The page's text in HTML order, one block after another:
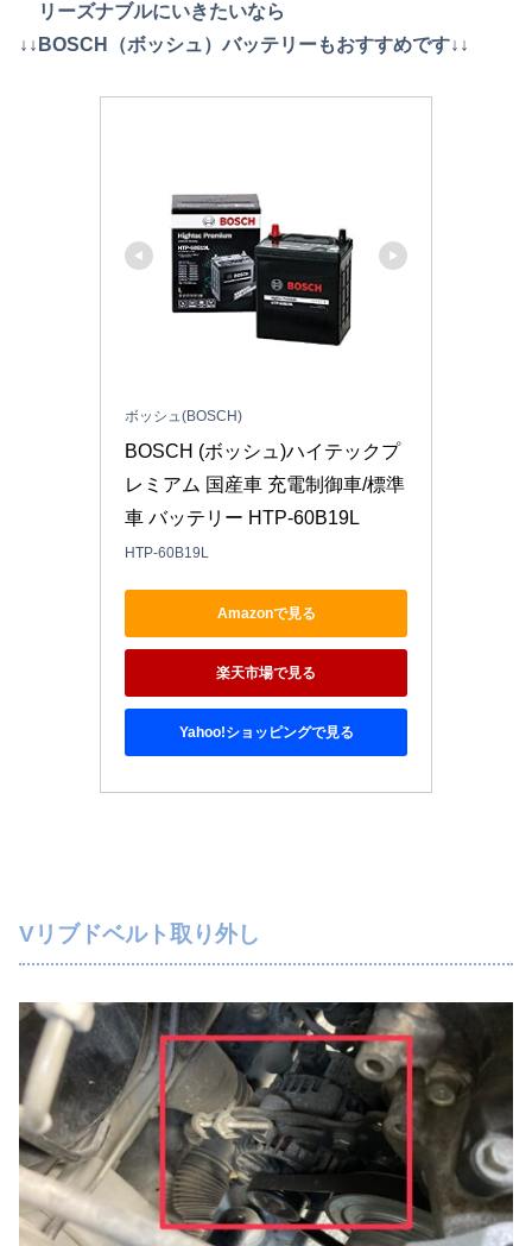
リーズナブルにいきたいなら
↓↓BOSCH（ボッシュ）バッテリーもおすすめです↓↓
ボッシュ(BOSCH)
BOSCH (ボッシュ)ハイテックプ
レミアム 国産車 充電制御車/標準
車 バッテリー HTP-60B19L
HTP-60B19L
Amazonで見る
楽天市場で見る
Yahoo!ショッピングで見る
Vリブドベルト取り外し